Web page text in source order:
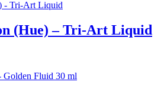
(Hue) – Tri-Art Liquid